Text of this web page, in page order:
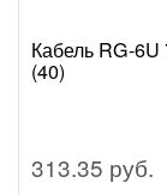
Кабель RG-
(40)
313.35 руб.